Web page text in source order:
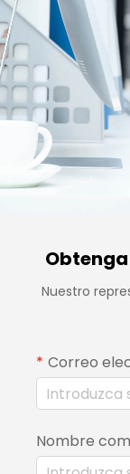
Nuestro
Correo
Nombre